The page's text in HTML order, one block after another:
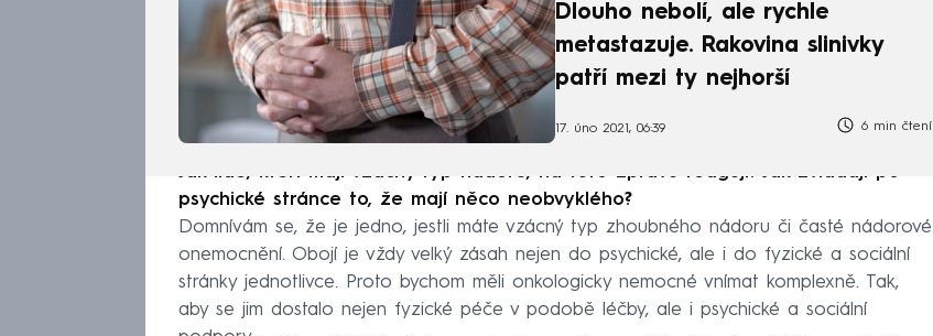
Dlouho nebolí, ale rychle
metastazuje. Rakovina slinivky
patří mezi ty nejhorší
17. úno 2021, 06:39 6 min čtení
Jak lidé, kteří mají vzácný typ nádoru, na tuto zprávu reagují? Jak zvládají po
psychické stránce to, že mají něco neobvyklého?
Domnívám se, že je jedno, jestli máte vzácný typ zhoubného nádoru či časté nádorové
onemocnění. Obojí je vždy velký zásah nejen do psychické, ale i do fyzické a sociální
stránky jednotlivce. Proto bychom měli onkologicky nemocné vnímat komplexně. Tak,
aby se jim dostalo nejen fyzické péče v podobě léčby, ale i psychické a sociální